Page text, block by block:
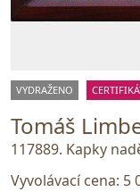
VYDRAŽENO
Tomáš
117889. Kapky
Vyvolávací cena: 5